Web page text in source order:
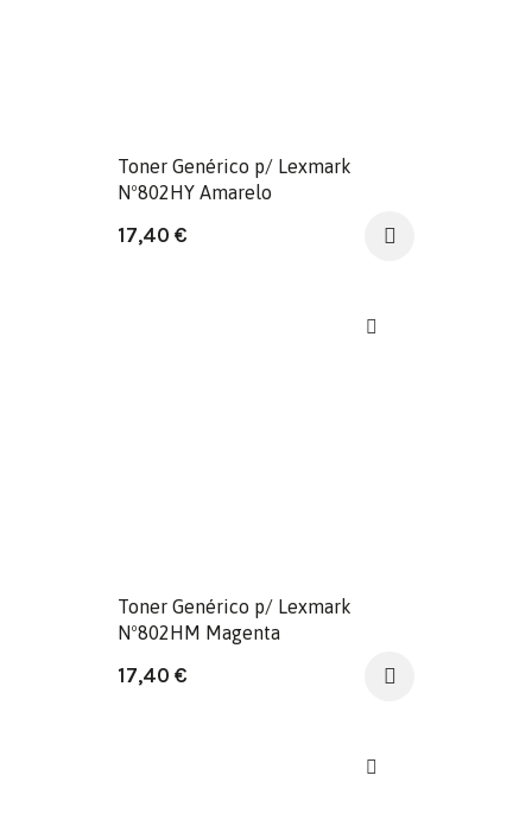
Toner Genérico p/ Lexmark
Nº802HY Amarelo
17,40 €
Toner Genérico p/ Lexmark
Nº802HM Magenta
17,40 €